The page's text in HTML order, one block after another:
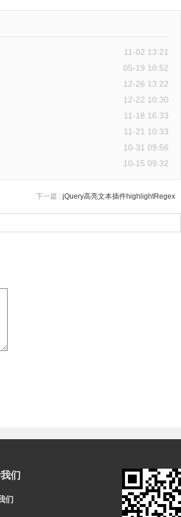
11-02 13:21
05-19 10:52
12-26 13:22
12-22 10:30
11-18 16:33
11-21 10:33
10-31 09:56
10-15 09:32
下一篇 : jQuery高亮文本插件highlightRegex
们
们